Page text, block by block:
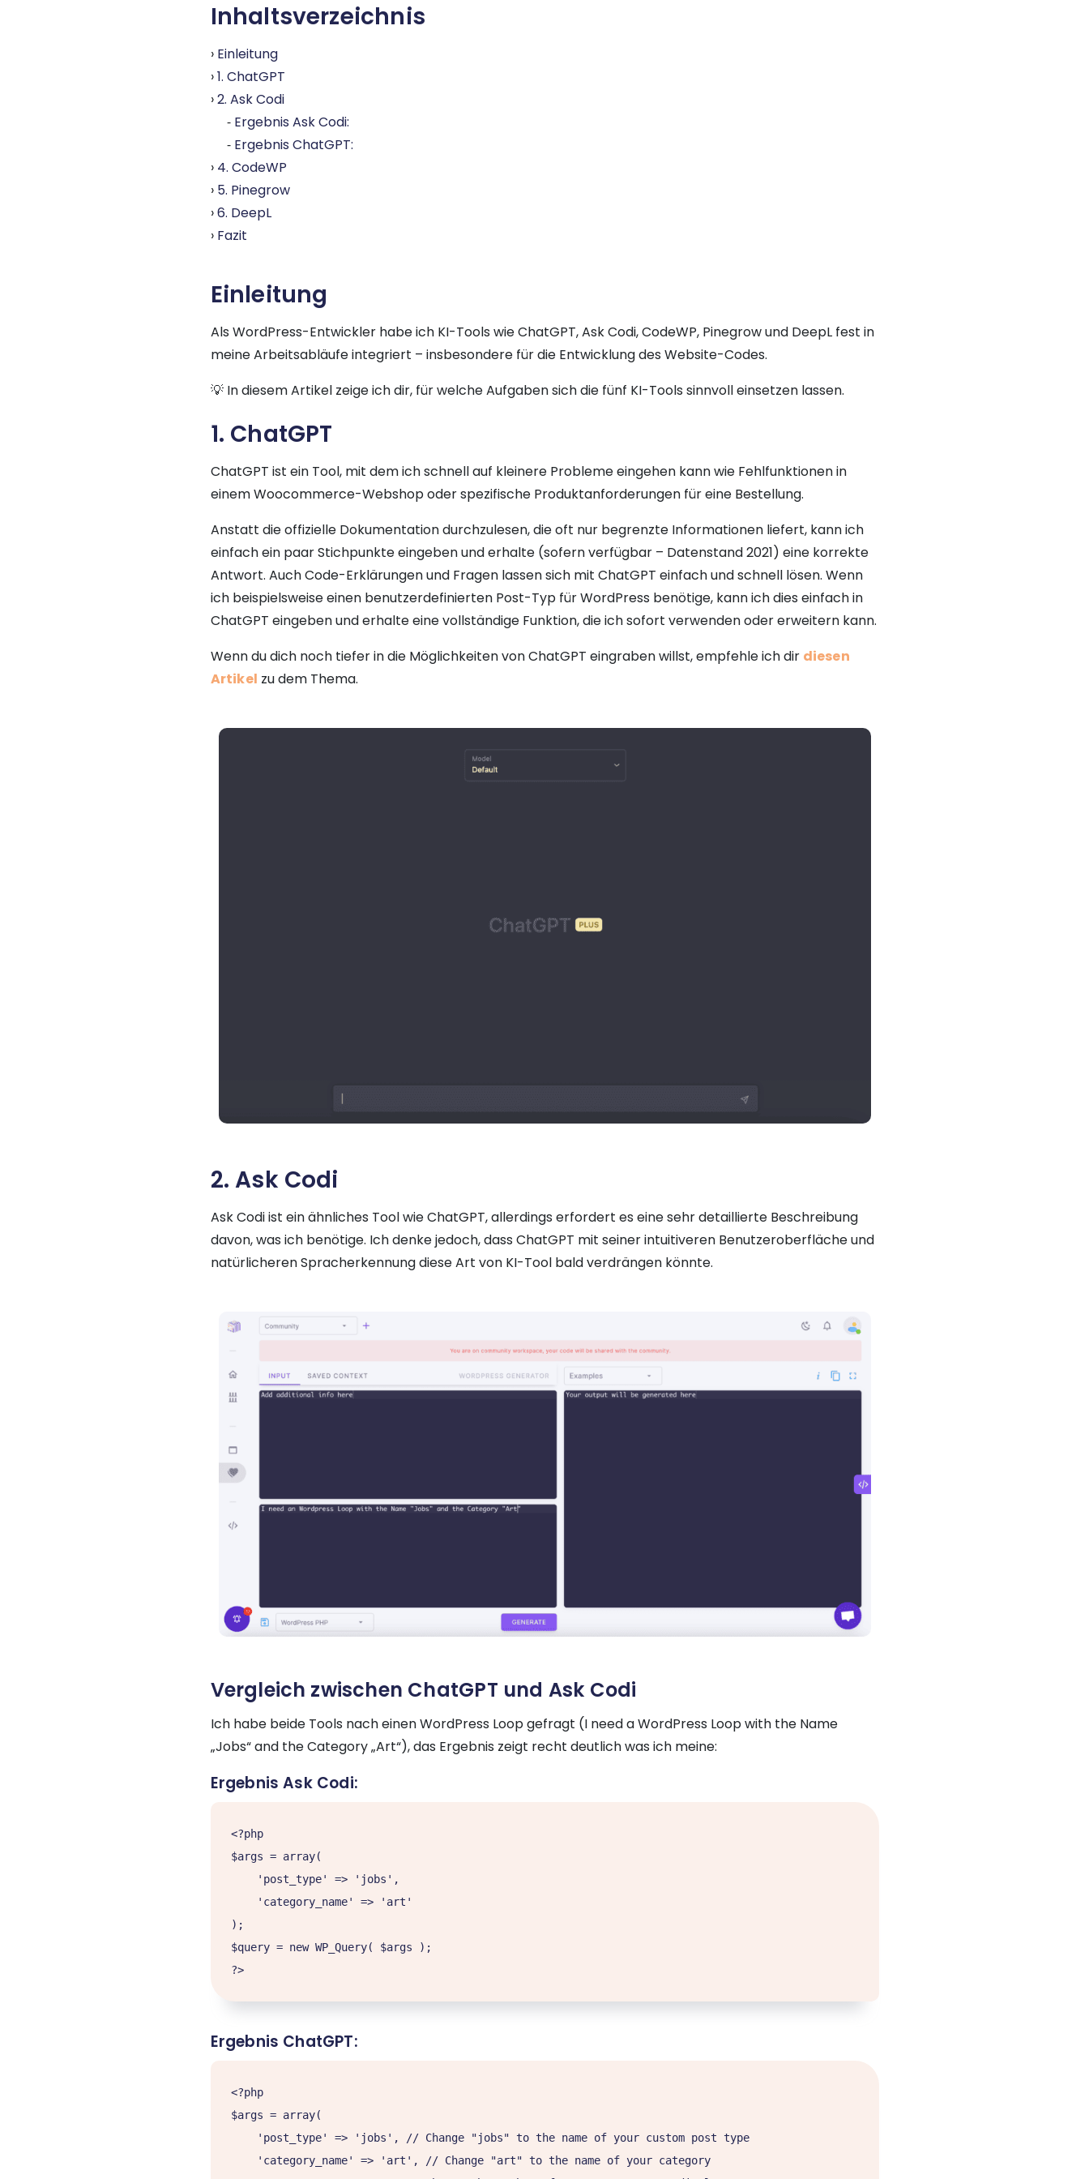
Inhaltsverzeichnis
Einleitung
1. ChatGPT
2. Ask Codi
Ergebnis Ask Codi:
Ergebnis ChatGPT:
4. CodeWP
5. Pinegrow
6. DeepL
Fazit
Einleitung
Als WordPress-Entwickler habe ich KI-Tools wie ChatGPT, Ask Codi, CodeWP, Pinegrow und DeepL fest in
meine Arbeitsabläufe integriert – insbesondere für die Entwicklung des Website-Codes.
💡 In diesem Artikel zeige ich dir, für welche Aufgaben sich die fünf KI-Tools sinnvoll einsetzen lassen.
1. ChatGPT
ChatGPT ist ein Tool, mit dem ich schnell auf kleinere Probleme eingehen kann wie Fehlfunktionen in
einem Woocommerce-Webshop oder spezifische Produktanforderungen für eine Bestellung.
Anstatt die offizielle Dokumentation durchzulesen, die oft nur begrenzte Informationen liefert, kann ich
einfach ein paar Stichpunkte eingeben und erhalte (sofern verfügbar – Datenstand 2021) eine korrekte
Antwort. Auch Code-Erklärungen und Fragen lassen sich mit ChatGPT einfach und schnell lösen. Wenn
ich beispielsweise einen benutzerdefinierten Post-Typ für WordPress benötige, kann ich dies einfach in
ChatGPT eingeben und erhalte eine vollständige Funktion, die ich sofort verwenden oder erweitern kann.
Wenn du dich noch tiefer in die Möglichkeiten von ChatGPT eingraben willst, empfehle ich dir diesen
Artikel zu dem Thema.
2. Ask Codi
Ask Codi ist ein ähnliches Tool wie ChatGPT, allerdings erfordert es eine sehr detaillierte Beschreibung
davon, was ich benötige. Ich denke jedoch, dass ChatGPT mit seiner intuitiveren Benutzeroberfläche und
natürlicheren Spracherkennung diese Art von KI-Tool bald verdrängen könnte.
Vergleich zwischen ChatGPT und Ask Codi
Ich habe beide Tools nach einen WordPress Loop gefragt (I need a WordPress Loop with the Name
„Jobs“ and the Category „Art“), das Ergebnis zeigt recht deutlich was ich meine:
Ergebnis Ask Codi:
<?php
$args = array(
);
$query = new WP_Query( $args );
?>
Ergebnis ChatGPT:
<?php
$args = array(